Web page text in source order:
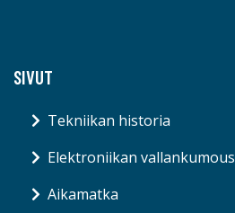
SIVUT
Tekniikan historia
Elektroniikan vallankumous
Aikamatka